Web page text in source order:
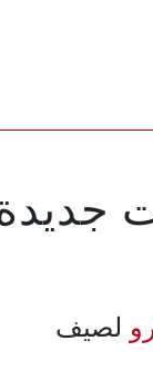
لصيف